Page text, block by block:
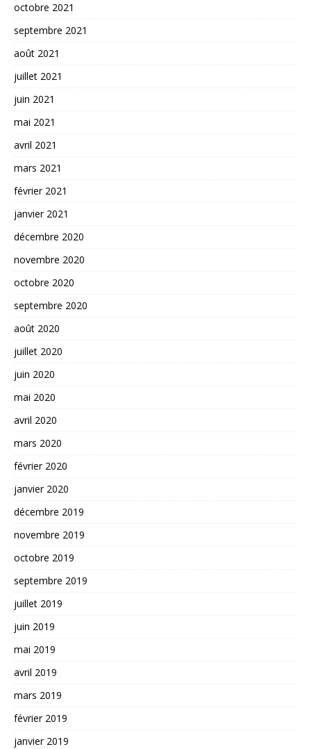
octobre 2021
septembre 2021
août 2021
juillet 2021
juin 2021
mai 2021
avril 2021
mars 2021
février 2021
janvier 2021
décembre 2020
novembre 2020
octobre 2020
septembre 2020
août 2020
juillet 2020
juin 2020
mai 2020
avril 2020
mars 2020
février 2020
janvier 2020
décembre 2019
novembre 2019
octobre 2019
septembre 2019
juillet 2019
juin 2019
mai 2019
avril 2019
mars 2019
février 2019
janvier 2019